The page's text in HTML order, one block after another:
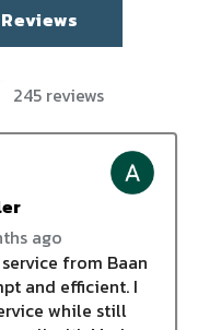
245 reviews
ago
from Baan
and efficient. I
while still